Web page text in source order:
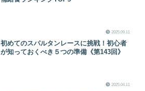
2025.09.11
初めてのスパルタンレースに挑戦！初心者
が知っておくべき５つの準備《第143回》
2025.04.11